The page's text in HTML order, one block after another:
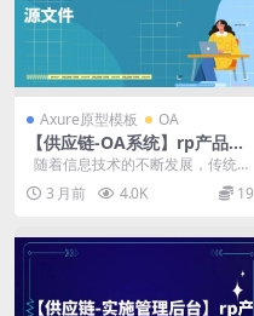
Axure原型模板 OA
【供应链-OA系统】rp产品原
型源文件
随着信息技术的不断发展，传统的
办公方式已经无法满足企业日益增
长的协...
3 月前 4.0K 19